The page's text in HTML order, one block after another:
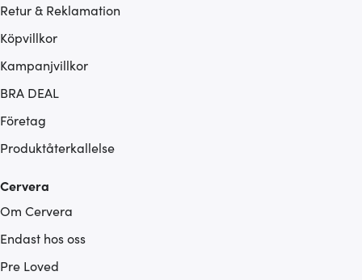
Retur & Reklamation
Köpvillkor
Kampanjvillkor
BRA DEAL
Företag
Produktåterkallelse
Cervera
Om Cervera
Endast hos oss
Pre Loved